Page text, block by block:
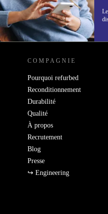
REFURBED
COMPAGNIE
Pourquoi refurbed
Reconditionnement
Durabilité
Qualité
À propos
Recrutement
Blog
Presse
↪ Engineering